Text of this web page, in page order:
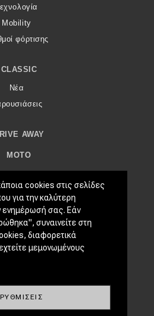
Mobility
φόρτισης
CLASSIC
Νέα
AWAY
MOTO
αγοράς
ΧΡΗΣΤΙΚΆ
cookies στις σελίδες
για την καλύτερη
ενημέρωσή σας. Εάν
συναινείτε στη
διαφορετικά
μεμονωμένους
ΡΥΘΜΊΣΕΙΣ